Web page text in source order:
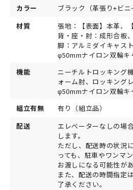
カラー
ブラック（革張り+ビニ
材質
張地：【表面】本革、
背・座・肘：成形合板
脚：アルミダイキャス
φ50mmナイロン双輪キ
機能
ニーチルトロッキング
ォーム肘、ロッキング
φ50mmナイロン双輪キ
組立有無
有り（組立品）
配送
エレベーターなしの場
します。
ただし、配送時の状況
っても、駐車やワンマ
お渡しになる可能性があ
また、配送の時間指定
了承ください。